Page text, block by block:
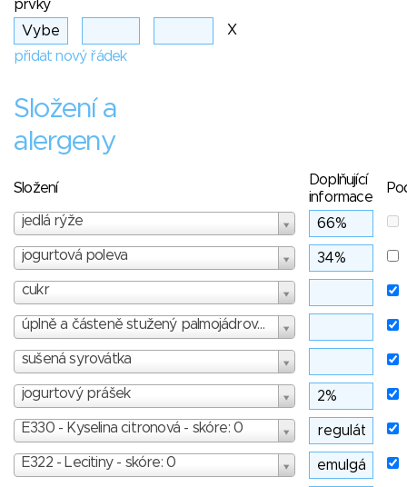
prvky
X
přidat nový řádek
Složení a
alergeny
Složení
Doplňující
informace
jedlá rýže
jogurtová poleva
cukr
úplně a částeně stužený palmojádrové tuky
sušená syrovátka
jogurtový prášek
E330 - Kyselina citronová - skóre: 0
E322 - Lecitiny - skóre: 0